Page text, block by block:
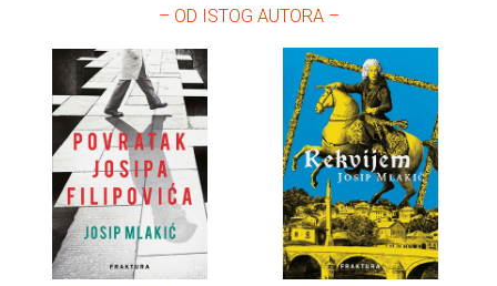
– OD ISTOG AUTORA –